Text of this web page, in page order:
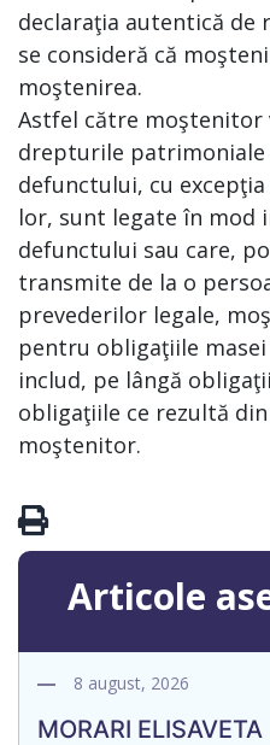
declaraţia autentică de
se consideră că
moştenirea.
Astfel către moştenitor
drepturile patrimoniale
defunctului, cu
lor, sunt legate în mod
defunctului sau care,
transmite de la o
prevederilor legale,
pentru obligaţiile masei
includ, pe lângă
obligaţiile ce rezultă
moştenitor.
Articole
8 august, 2026
MORARI ELISAVETA